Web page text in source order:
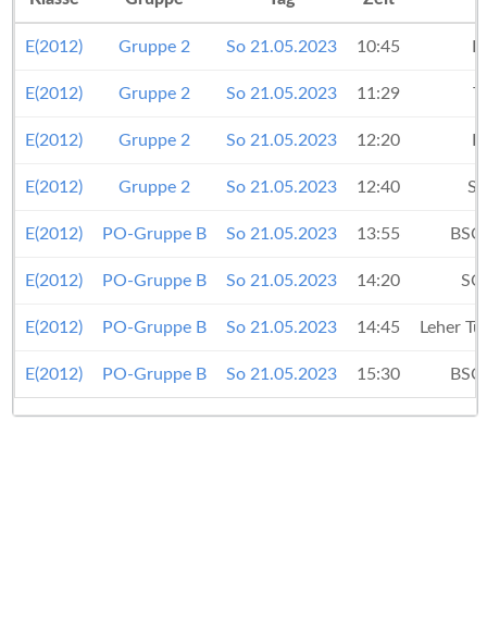
E(2012) Gruppe 2 So 21.05.2023 10:45
E(2012) Gruppe 2 So 21.05.2023 11:29
E(2012) Gruppe 2 So 21.05.2023 12:20
E(2012) Gruppe 2 So 21.05.2023 12:40
E(2012) PO-Gruppe B So 21.05.2023 13:55
E(2012) PO-Gruppe B So 21.05.2023 14:20
E(2012) PO-Gruppe B So 21.05.2023 14:45 Leher
E(2012) PO-Gruppe B So 21.05.2023 15:30